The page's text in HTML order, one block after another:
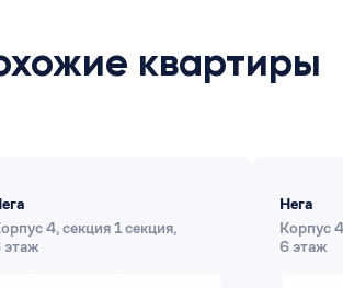
квартиры
4, секция 1 секция,
этаж
Нега
Корпус
6 этаж